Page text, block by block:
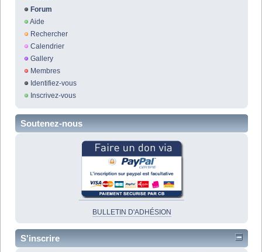
Forum
Aide
Rechercher
Calendrier
Gallery
Membres
Identifiez-vous
Inscrivez-vous
Soutenez-nous
BULLETIN D'ADHÉSION
S'inscrire